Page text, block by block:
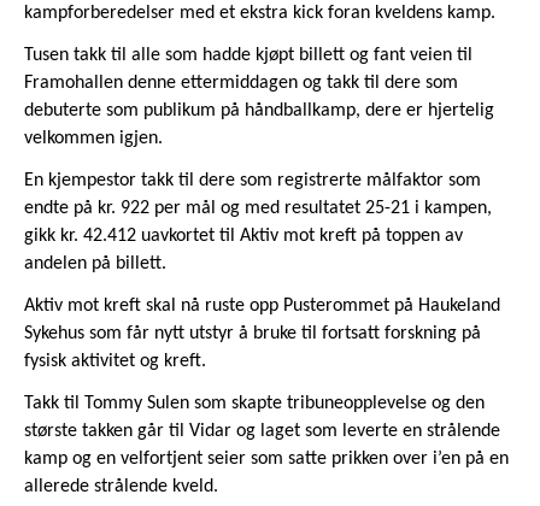
kampforberedelser med et ekstra kick foran kveldens kamp.
Tusen takk til alle som hadde kjøpt billett og fant veien til
Framohallen denne ettermiddagen og takk til dere som
debuterte som publikum på håndballkamp, dere er hjertelig
velkommen igjen.
En kjempestor takk til dere som registrerte målfaktor som
endte på kr. 922 per mål og med resultatet 25-21 i kampen,
gikk kr. 42.412 uavkortet til Aktiv mot kreft på toppen av
andelen på billett.
Aktiv mot kreft skal nå ruste opp Pusterommet på Haukeland
Sykehus som får nytt utstyr å bruke til fortsatt forskning på
fysisk aktivitet og kreft.
Takk til Tommy Sulen som skapte tribuneopplevelse og den
største takken går til Vidar og laget som leverte en strålende
kamp og en velfortjent seier som satte prikken over i’en på en
allerede strålende kveld.